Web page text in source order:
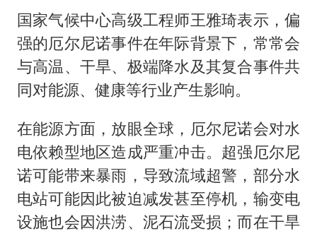
国家气候中心高级工程师王雅琦表示，偏
强的厄尔尼诺事件在年际背景下，常常会
与高温、干旱、极端降水及其复合事件共
同对能源、健康等行业产生影响。
在能源方面，放眼全球，厄尔尼诺会对水
电依赖型地区造成严重冲击。超强厄尔尼
诺可能带来暴雨，导致流域超警，部分水
电站可能因此被迫减发甚至停机，输变电
设施也会因洪涝、泥石流受损；而在干旱